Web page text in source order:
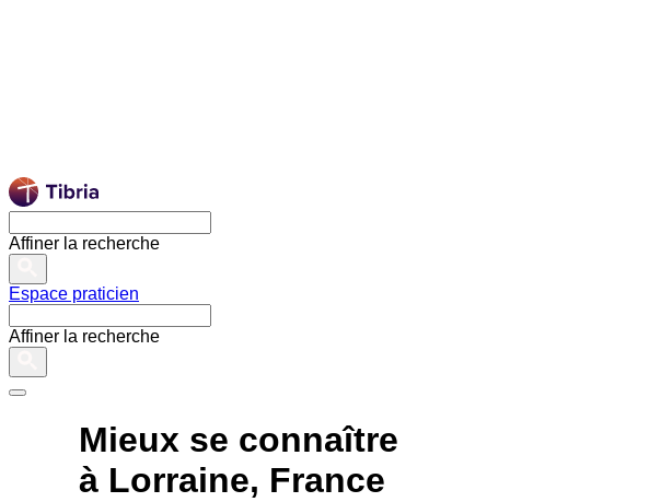
Affiner la recherche
Espace praticien
Affiner la recherche
Mieux se connaître
à Lorraine, France